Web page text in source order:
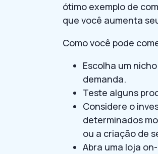
ótimo exemplo de
que você aumenta
Como você pode
Escolha um
demanda.
Teste alguns
Considere o
determinados
ou a criação de
Abra uma loja